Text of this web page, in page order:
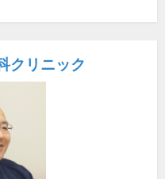
クリニック